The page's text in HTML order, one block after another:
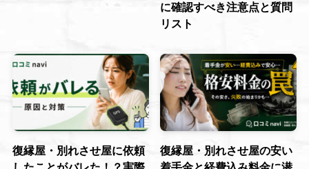
に確認すべき注意点と質問
リスト
復縁屋・別れさせ屋に依頼
復縁屋・別れさせ屋の安い